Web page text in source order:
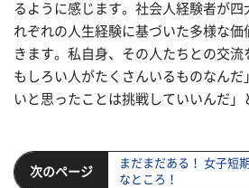
るように感じます。社会人経験者が四
れぞれの人生経験に基づいた多様な価
きます。私自身、その人たちとの交流
もしろい人がたくさんいるものなんだ
いと思ったことは挑戦していいんだ」
次のページ
まだまだある！ 女子短
なところ！